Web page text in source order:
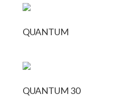
QUANTUM
QUANTUM 30